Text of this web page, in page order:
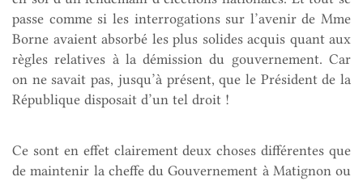
passe comme si les interrogations sur l’avenir de Mme
Borne avaient absorbé les plus solides acquis quant aux
règles relatives à la démission du gouvernement. Car
on ne savait pas, jusqu’à présent, que le Président de la
République disposait d’un tel droit !
Ce sont en effet clairement deux choses différentes que
de maintenir la cheffe du Gouvernement à Matignon ou